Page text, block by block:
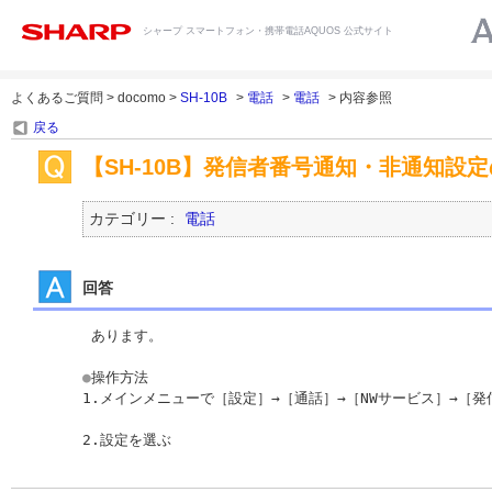
シャープ スマートフォン・携帯電話AQUOS 公式サイト
よくあるご質問 > docomo > SH-10B > 電話 > 電話 > 内容参照
戻る
【SH-10B】発信者番号通知・非通知設
カテゴリー : 電話
回答
あります。
●操作方法
1.メインメニューで［設定］→［通話］→［NWサービス］→［
2.設定を選ぶ